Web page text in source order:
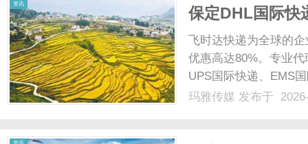
资讯
保定DHL国际快
查价格_上飞时
飞时达快递为全球的
优惠高达80%。专业
UPS国际快递、EMS
业务。保定DHL国际
玛雅传媒 发布于